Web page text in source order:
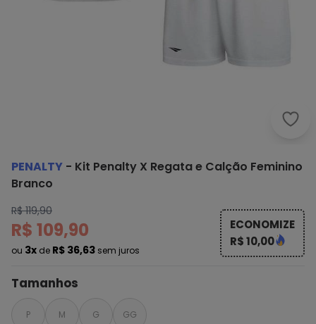
PENALTY - Kit Penalty X Regata e Calção Feminino
Branco
R$ 119,90
R$ 109,90
ou 3x de R$ 36,63 sem juros
ECONOMIZE
R$ 10,00
Tamanhos
P M G GG